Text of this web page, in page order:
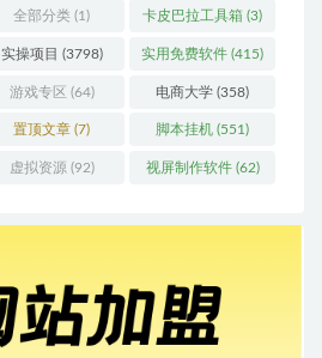
全部分类 (1) 卡皮巴拉工具箱 (3)
实操项目 (3798) 实用免费软件 (415)
游戏专区 (64) 电商大学 (358)
置顶文章 (7) 脚本挂机 (551)
虚拟资源 (92) 视屏制作软件(62)